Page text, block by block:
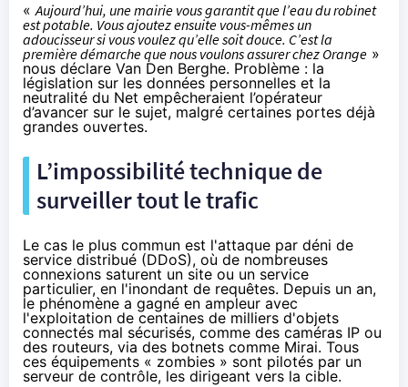
«Aujourd’hui, une mairie vous garantit que l’eau du robinet
est potable. Vous ajoutez ensuite vous-mêmes un
adoucisseur si vous voulez qu’elle soit douce. C’est la
première démarche que nous voulons assurerchez Orange »
nous déclare Van Den Berghe. Problème : la
législation sur les données personnelles et la
neutralité du Net empêcheraient l’opérateur
d’avancer sur le sujet, malgré certaines portes déjà
grandes ouvertes.
L’impossibilité technique de
surveiller tout le trafic
Le cas le plus commun est l'attaque par déni de
service distribué (DDoS), où de nombreuses
connexions saturent un site ou un service
particulier, en l'inondant de requêtes. Depuis un an,
le phénomène a gagné en ampleur avec
l'exploitation de centaines de milliers d'objets
connectés mal sécurisés, comme des caméras IP ou
des routeurs, via des botnets comme Mirai. Tous
ces équipements « zombies » sont pilotés par un
serveur de contrôle, les dirigeant vers la cible.